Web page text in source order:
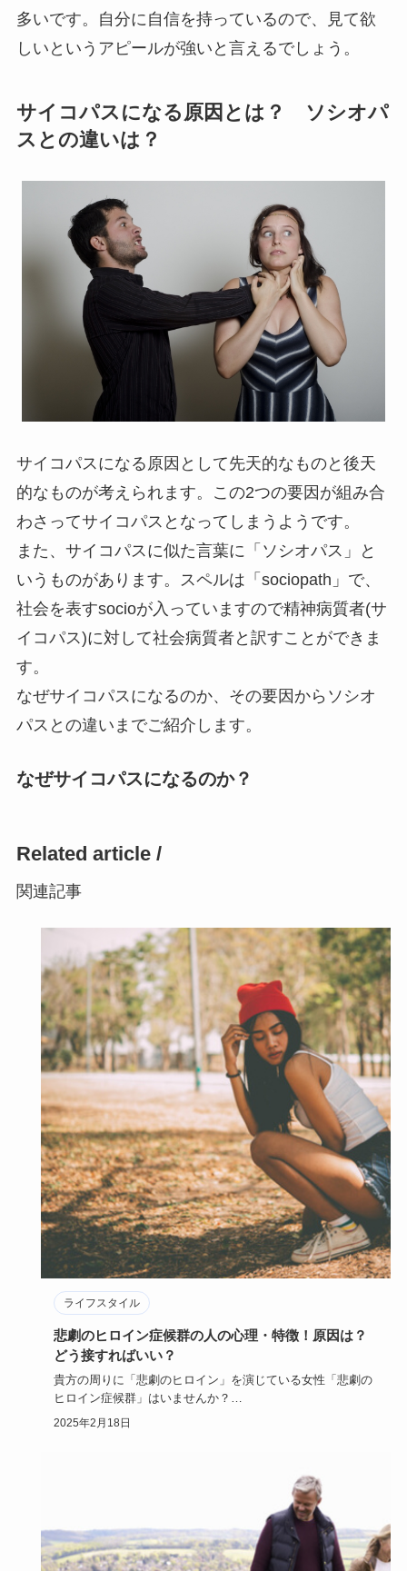
多いです。自分に自信を持っているので、見て欲
しいというアピールが強いと言えるでしょう。
サイコパスになる原因とは？ ソシオパ
スとの違いは？
サイコパスになる原因として先天的なものと後天
的なものが考えられます。この2つの要因が組み合
わさってサイコパスとなってしまうようです。
また、サイコパスに似た言葉に「ソシオパス」と
いうものがあります。スペルは「sociopath」で、
社会を表すsocioが入っていますので精神病質者(サ
イコパス)に対して社会病質者と訳すことができま
す。
なぜサイコパスになるのか、その要因からソシオ
パスとの違いまでご紹介します。
なぜサイコパスになるのか？
Related article /
関連記事
ライフスタイル
悲劇のヒロイン症候群の人の心理・特徴！原因は？
どう接すればいい？
貴方の周りに「悲劇のヒロイン」を演じている女性「悲劇の
ヒロイン症候群」はいませんか？
物語の世界に浸り「ああ私なんて不幸…
2025年2月18日